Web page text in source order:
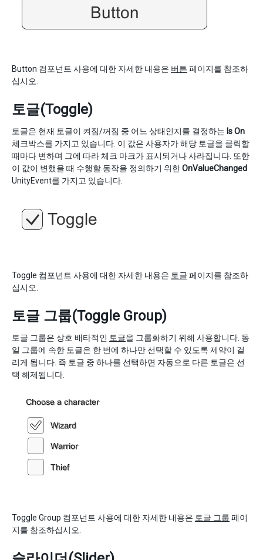
Button 컴포넌트 사용에 대한 자세한 내용은 버튼 페이지를 참조하
십시오.
토글(Toggle)
토글은 현재 토글이 켜짐/꺼짐 중 어느 상태인지를 결정하는 Is On
체크박스를 가지고 있습니다. 이 값은 사용자가 해당 토글을 클릭할
때마다 변하며 그에 따라 체크 마크가 표시되거나 사라집니다. 또한
이 값이 변했을 때 수행할 동작을 정의하기 위한OnValueChanged
UnityEvent를 가지고 있습니다.
Toggle 컴포넌트 사용에 대한 자세한 내용은 토글 페이지를 참조하
십시오.
토글 그룹(Toggle Group)
토글 그룹은 상호 배타적인 토글을 그룹화하기 위해 사용합니다. 동
일 그룹에 속한 토글은 한 번에 하나만 선택할 수 있도록 제약이 걸
리게 됩니다. 즉 토글 중 하나를 선택하면 자동으로 다른 토글은 선
택 해제됩니다.
Toggle Group 컴포넌트 사용에 대한 자세한 내용은 토글 그룹 페이
지를 참조하십시오.